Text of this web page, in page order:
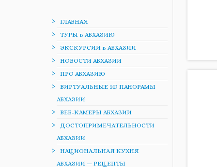
ГЛАВНАЯ
ТУРЫ в АБХАЗИЮ
ЭКСКУРСИИ в АБХАЗИИ
НОВОСТИ АБХАЗИИ
ПРО АБХАЗИЮ
ВИРТУАЛЬНЫЕ 3D ПАНОРАМЫ
АБХАЗИИ
ВЕБ-КАМЕРЫ АБХАЗИИ
ДОСТОПРИМЕЧАТЕЛЬНОСТИ
АБХАЗИИ
НАЦИОНАЛЬНАЯ КУХНЯ
АБХАЗИИ — РЕЦЕПТЫ